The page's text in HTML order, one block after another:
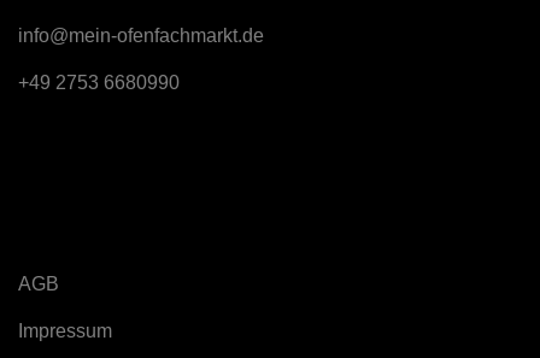
info@mein-ofenfachmarkt.de
+49 2753 6680990
AGB
Impressum